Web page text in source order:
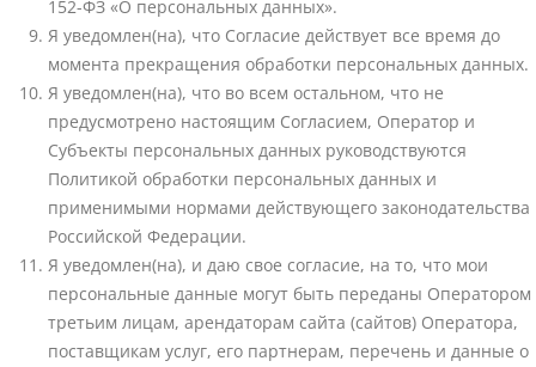
152-ФЗ «О персональных данных».
Я уведомлен(на), что Согласие действует все время до
момента прекращения обработки персональных данных.
Я уведомлен(на), что во всем остальном, что не
предусмотрено настоящим Согласием, Оператор и
Субъекты персональных данных руководствуются
Политикой обработки персональных данных и
применимыми нормами действующего законодательства
Российской Федерации.
Я уведомлен(на), и даю свое согласие, на то, что мои
персональные данные могут быть переданы Оператором
третьим лицам, арендаторам сайта (сайтов) Оператора,
поставщикам услуг, его партнерам, перечень и данные о